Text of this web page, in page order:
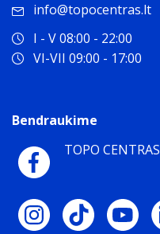
info@topocentras.lt
I - V 08:00 - 22:00
VI-VII 09:00 - 17:00
Bendraukime
TOPO CENTRAS